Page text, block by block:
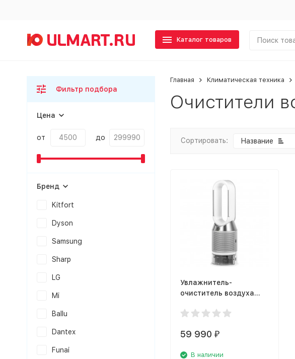
Каталог товаров
Главная Климатическая техника
Очистители
Сортировать: Название
Увлажнитель-
очиститель воздуха
59 990 ₽
В наличии
Фильтр подбора
Цена
от до
Бренд
Kitfort
Dyson
Samsung
Sharp
LG
Mi
Ballu
Dantex
Funai